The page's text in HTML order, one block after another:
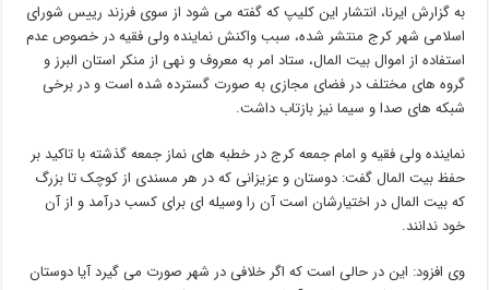
به گزارش ایرنا، انتشار این کلیپ که گفته می شود از سوی فرزند رییس شورای
اسلامی شهر کرج منتشر شده، سبب واکنش نماینده ولی فقیه در خصوص عدم
استفاده از اموال بیت المال، ستاد امر به معروف و نهی از منکر استان البرز و
گروه های مختلف در فضای مجازی به صورت گسترده شده است و در برخی
شبکه های صدا و سیما نیز بازتاب داشت.
نماینده ولی فقیه و امام جمعه کرج در خطبه های نماز جمعه گذشته با تاکید بر
حفظ بیت المال گفت: دوستان و عزیزانی که در هر مسندی از کوچک تا بزرگ
که بیت المال در اختیارشان است آن را وسیله ای برای کسب درآمد و از آن
خود ندانند.
وی افزود: این در حالی است که اگر خلافی در شهر صورت می گیرد آیا دوستان